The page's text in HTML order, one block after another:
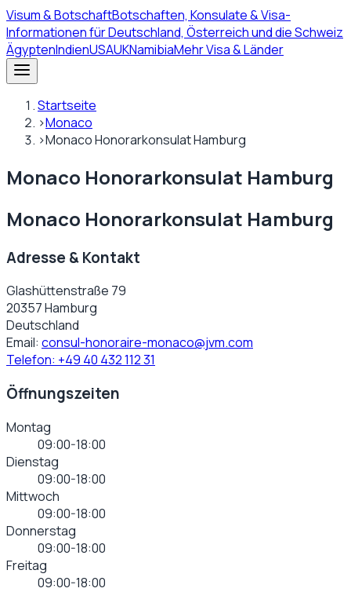
Visum& BotschaftBotschaften, Konsulate & Visa-
Informationen für Deutschland, Österreich und die Schweiz
ÄgyptenIndienUSAUKNamibiaMehr Visa & Länder
Startseite
›Monaco
›Monaco Honorarkonsulat Hamburg
Monaco Honorarkonsulat Hamburg
Monaco Honorarkonsulat Hamburg
Adresse & Kontakt
Glashüttenstraße 79
20357 Hamburg
Deutschland
Email: consul-honoraire-monaco@jvm.com
Telefon: +49 40 432 112 31
Öffnungszeiten
Montag
09:00-18:00
Dienstag
09:00-18:00
Mittwoch
09:00-18:00
Donnerstag
09:00-18:00
Freitag
09:00-18:00